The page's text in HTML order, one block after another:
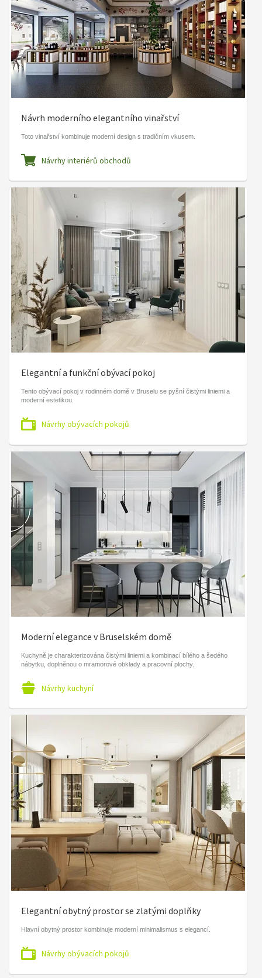
Návrh moderního elegantního vinařství
​Toto vinařství kombinuje moderní design s tradičním vkusem.
Návrhy interiérů obchodů
Elegantní a funkční obývací pokoj
Tento obývací pokoj v rodinném domě v Bruselu se pyšní čistými liniemi a
moderní estetikou.
Návrhy obývacích pokojů
Moderní elegance v Bruselském domě
Kuchyně je charakterizována čistými liniemi a kombinací bílého a šedého
nábytku, doplněnou o mramorové obklady a pracovní plochy.
Návrhy kuchyní
Elegantní obytný prostor se zlatými doplňky
Hlavní obytný prostor kombinuje moderní minimalismus s elegancí.
Návrhy obývacích pokojů